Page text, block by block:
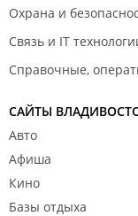
Охрана и
Связь и IT
Справочные,
САЙТЫ
Авто
Афиша
Кино
Базы отдыха